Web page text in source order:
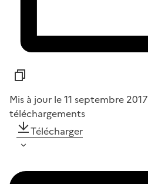
Mis à jour le 11 septembre 2017
téléchargements
Télécharger